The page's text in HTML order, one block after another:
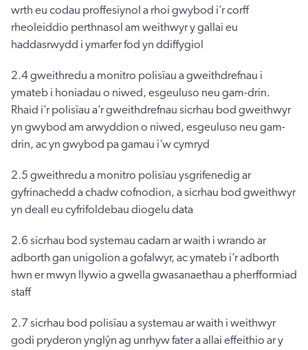
wrth eu codau proffesiynol a rhoi gwybod i’r corff
rheoleiddio perthnasol am weithwyr y gallai eu
haddasrwydd i ymarfer fod yn ddiffygiol
2.4 gweithredu a monitro polisïau a gweithdrefnau i
ymateb i honiadau o niwed, esgeuluso neu gam-drin.
Rhaid i’r polisïau a’r gweithdrefnau sicrhau bod gweithwyr
yn gwybod am arwyddion o niwed, esgeuluso neu gam-
drin, ac yn gwybod pa gamau i’w cymryd
2.5 gweithredu a monitro polisïau ysgrifenedig ar
gyfrinachedd a chadw cofnodion, a sicrhau bod gweithwyr
yn deall eu cyfrifoldebau diogelu data
2.6 sicrhau bod systemau cadarn ar waith i wrando ar
adborth gan unigolion a gofalwyr, ac ymateb i’r adborth
hwn er mwyn llywio a gwella gwasanaethau a pherfformiad
staff
2.7 sicrhau bod polisïau a systemau ar waith i weithwyr
godi pryderon ynglŷn ag unrhyw fater a allai effeithio ar y